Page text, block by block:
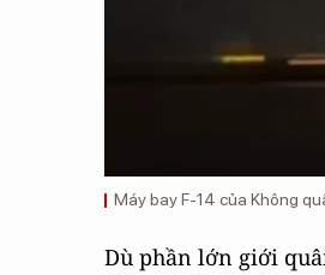
Máy bay F-14 của Không
Dù phần lớn giới